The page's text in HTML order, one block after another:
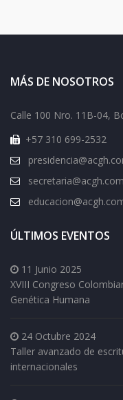
MÁS DE NOSOTROS
Calle 100 Nro. 11B-04,
+57 310 699-2532
ÚLTIMOS EVENTOS
11 Junio 2025
XVIII Congreso
Genética Humana
24 Octubre 2024
Taller avanzado de
internacionales